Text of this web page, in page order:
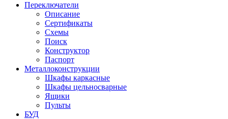
Переключатели
Описание
Сертификаты
Схемы
Поиск
Конструктор
Паспорт
Металлоконструкции
Шкафы каркасные
Шкафы цельносварные
Ящики
Пульты
БУД